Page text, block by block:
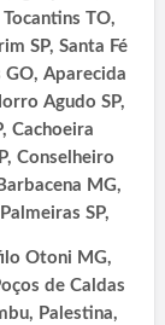
TO,
SP, Santa Fé
GO, Aparecida
Agudo SP,
Cachoeira
Conselheiro
MG,
SP,
Otoni MG,
de Caldas
Palestina,